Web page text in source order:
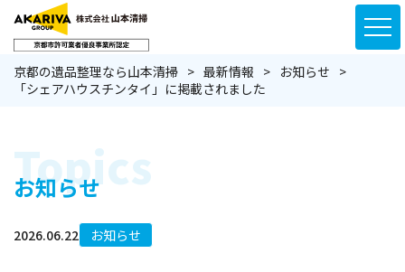
京都の遺品整理なら山本清掃 最新情報
お知らせ
「シェアハウスチンタイ」に掲載されました
Topics
お知らせ
2026.06.22 お知らせ